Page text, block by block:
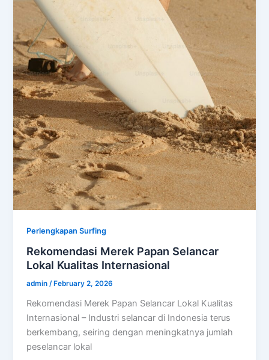
Perlengkapan Surfing
Rekomendasi Merek Papan Selancar
Lokal Kualitas Internasional
admin/ February 2, 2026
Rekomendasi Merek Papan Selancar Lokal Kualitas
Internasional – Industri selancar di Indonesia terus
berkembang, seiring dengan meningkatnya jumlah
peselancar lokal